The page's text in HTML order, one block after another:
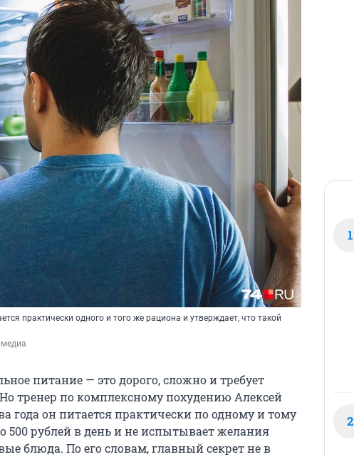
практически одного и того же рациона и утверждает, что такой
питание — это дорого, сложно и требует
тренер по комплексному похудению Алексей
года он питается практически по одному и тому
500 рублей в день и не испытывает желания
блюда. По его словам, главный секрет не в
1
2